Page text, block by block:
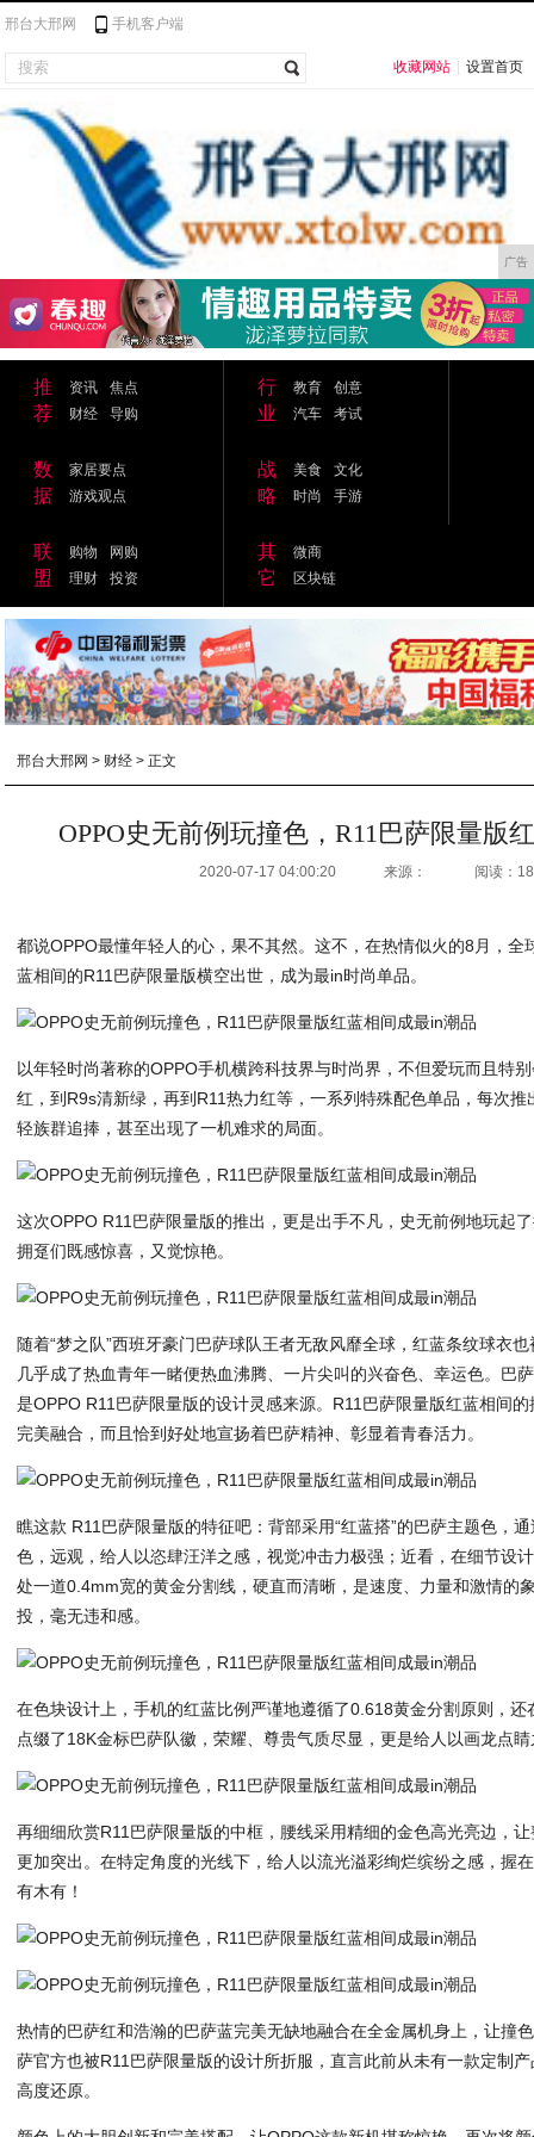
邢台大邢网 手机客户端
收藏网站 设置首页
广告
推
荐
资讯
焦点
财经
导购
行
业
教育
创意
汽车
考试
数
据
家居要点
游戏观点
战
略
美食
文化
时尚
手游
联
盟
购物
网购
理财
投资
其
它
微商
区块链
邢台大邢网 > 财经 > 正文
OPPO史无前例玩撞色，R11巴萨限量版
2020-07-17 04:00:20 来源： 阅读：
都说OPPO最懂年轻人的心，果不其然。这不，在热情似火的8月，
蓝相间的R11巴萨限量版横空出世，成为最in时尚单品。
以年轻时尚著称的OPPO手机横跨科技界与时尚界，不但爱玩而且特
红，到R9s清新绿，再到R11热力红等，一系列特殊配色单品，每次
轻族群追捧，甚至出现了一机难求的局面。
这次OPPO R11巴萨限量版的推出，更是出手不凡，史无前例地玩起
拥趸们既感惊喜，又觉惊艳。
随着“梦之队”西班牙豪门巴萨球队王者无敌风靡全球，红蓝条纹球衣
几乎成了热血青年一睹便热血沸腾、一片尖叫的兴奋色、幸运色。巴
是OPPO R11巴萨限量版的设计灵感来源。R11巴萨限量版红蓝相间
完美融合，而且恰到好处地宣扬着巴萨精神、彰显着青春活力。
瞧这款 R11巴萨限量版的特征吧：背部采用“红蓝搭”的巴萨主题色，
色，远观，给人以恣肆汪洋之感，视觉冲击力极强；近看，在细节设
处一道0.4mm宽的黄金分割线，硬直而清晰，是速度、力量和激情的
投，毫无违和感。
在色块设计上，手机的红蓝比例严谨地遵循了0.618黄金分割原则，
点缀了18K金标巴萨队徽，荣耀、尊贵气质尽显，更是给人以画龙点
再细细欣赏R11巴萨限量版的中框，腰线采用精细的金色高光亮边，
更加突出。在特定角度的光线下，给人以流光溢彩绚烂缤纷之感，握
有木有！
热情的巴萨红和浩瀚的巴萨蓝完美无缺地融合在全金属机身上，让撞
萨官方也被R11巴萨限量版的设计所折服，直言此前从未有一款定制
高度还原。